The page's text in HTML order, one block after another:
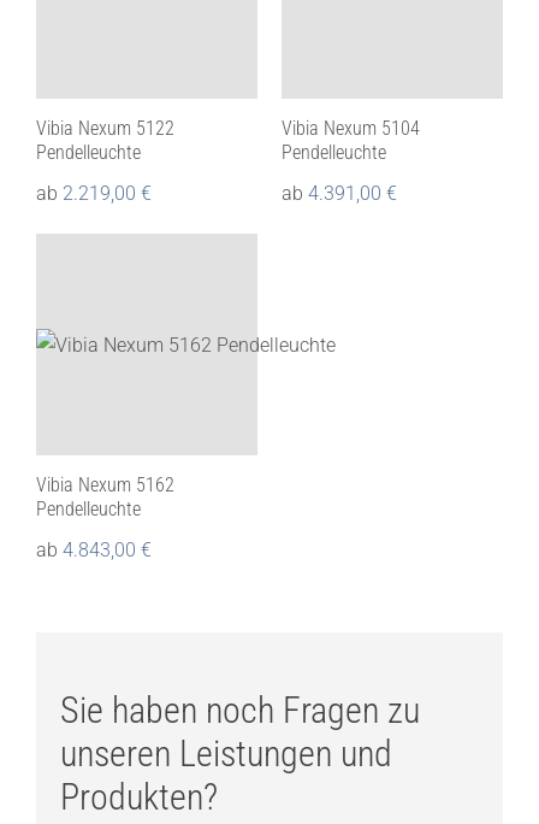
Vibia Nexum 5122
Pendelleuchte
ab 2.219,00 €
Vibia Nexum 5104
Pendelleuchte
ab 4.391,00 €
Vibia Nexum 5162
Pendelleuchte
ab 4.843,00 €
Sie haben noch Fragen zu
unseren Leistungen und
Produkten?